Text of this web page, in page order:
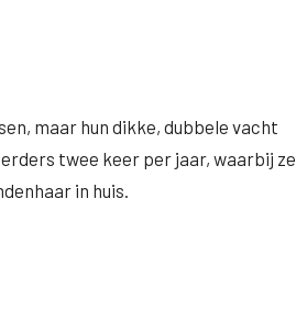
maar hun dikke, dubbele vacht
twee keer per jaar, waarbij ze
in huis.